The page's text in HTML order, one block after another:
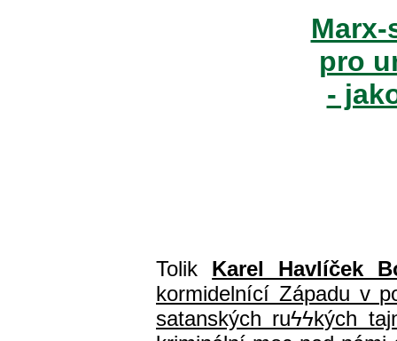
pro
-
Tolik Karel Havlíček
kormidelnící Západu v
satanských ruϟϟkých